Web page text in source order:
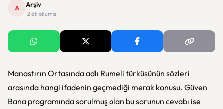
A Arşiv
· 2 dk okuma
Manastırın Ortasında adlı Rumeli türküsünün sözleri
arasında hangi ifadenin geçmediği merak konusu. Güven
Bana programında sorulmuş olan bu sorunun cevabı ise